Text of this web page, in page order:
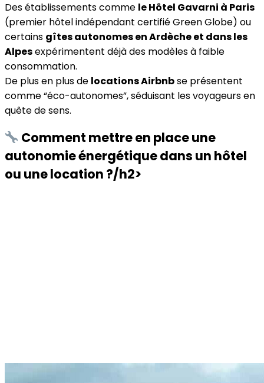
Des établissements comme le Hôtel Gavarni à Paris
(premier hôtel indépendant certifié Green Globe) ou
certains gîtes autonomes en Ardèche et dans les
Alpesexpérimentent déjà des modèles à faible
consommation.
De plus en plus de locations Airbnbse présentent
comme “éco-autonomes”, séduisant les voyageurs en
quête de sens.
Comment mettre en place une
autonomie énergétique dans un hôtel
ou une location ?/h2>